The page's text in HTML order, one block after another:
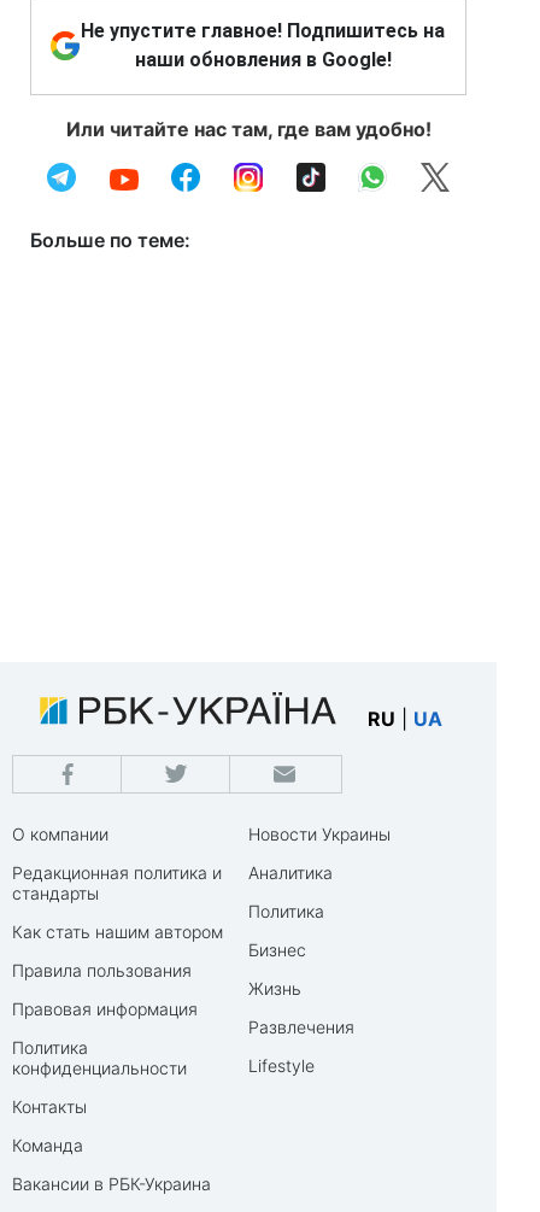
Не упустите главное! Подпишитесь на
наши обновления в Google!
Или читайте нас там, где вам удобно!
Больше по теме:
RU UA
О компании
Редакционная политика и
стандарты
Как стать нашим автором
Правила пользования
Правовая информация
Политика
конфиденциальности
Контакты
Команда
Вакансии в РБК-Украина
Новости Украины
Аналитика
Политика
Бизнес
Жизнь
Развлечения
Lifestyle